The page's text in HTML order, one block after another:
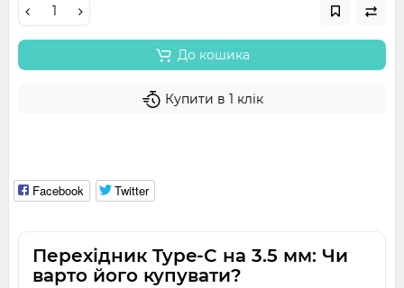
До кошика
Купити в 1 клік
Facebook Twitter
Перехідник Type-C на 3.5 мм: Чи
варто його купувати?